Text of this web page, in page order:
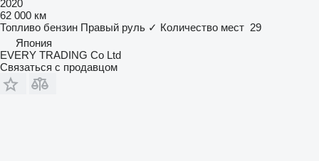
2020
62 000 км
Топливо бензин Правый руль ✓ Количество мест 29
Япония
EVERY TRADING Co Ltd
Связаться с продавцом